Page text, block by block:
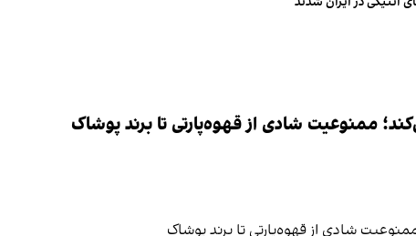
ممنوعیت شادی از قهوه‌پارتی تا برند پوشاک